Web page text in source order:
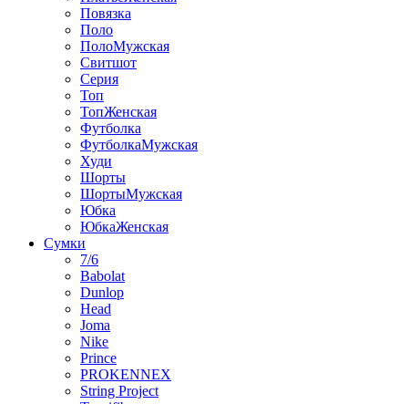
Повязка
Поло
ПолоМужская
Свитшот
Серия
Топ
ТопЖенская
Футболка
ФутболкаМужская
Худи
Шорты
ШортыМужская
Юбка
ЮбкаЖенская
Сумки
7/6
Babolat
Dunlop
Head
Joma
Nike
Prince
PROKENNEX
String Project